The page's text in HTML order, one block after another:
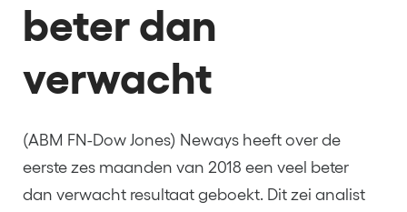
beter dan
verwacht
(ABM FN-Dow Jones) Neways heeft over de
eerste zes maanden van 2018 een veel beter
dan verwacht resultaat geboekt. Dit zei analist